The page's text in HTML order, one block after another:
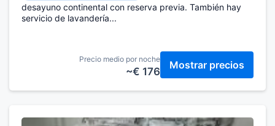
desayuno continental con reserva previa. También hay
servicio de lavandería...
Precio medio por noche
~€ 176
Mostrar precios